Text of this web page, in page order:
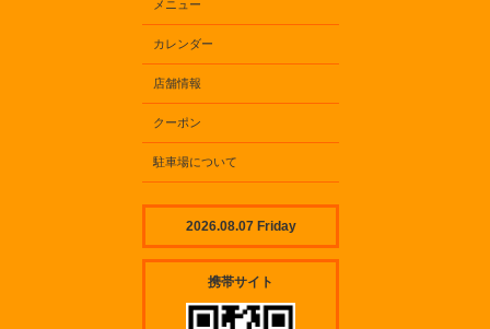
メニュー
カレンダー
店舗情報
クーポン
駐車場について
2026.08.07 Friday
携帯サイト